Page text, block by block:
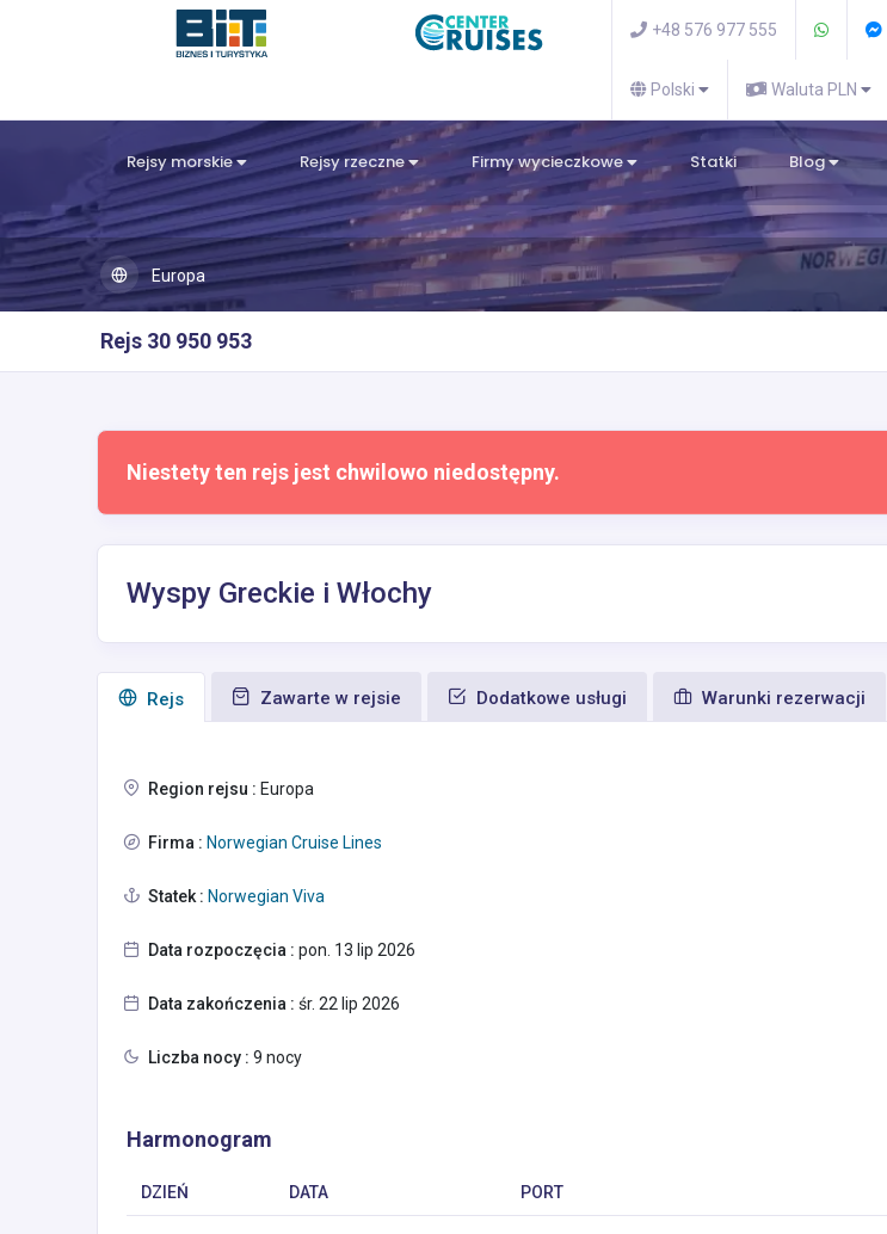
+48 576 977 555
Polski Waluta PLN
Rejsy morskie Rejsy rzeczne Firmy wycieczkowe Statki Blog
Europa
Rejs 30 950 953
Niestety ten rejs jest chwilowo niedostępny.
Wyspy Greckie i Włochy
Rejs Zawarte w rejsie Dodatkowe usługi Warunki rezerwacji
Region rejsu : Europa
Firma : Norwegian Cruise Lines
Statek : Norwegian Viva
Data rozpoczęcia : pon. 13 lip 2026
Data zakończenia : śr. 22 lip 2026
Liczba nocy : 9 nocy
Harmonogram
DZIEŃ DATA PORT